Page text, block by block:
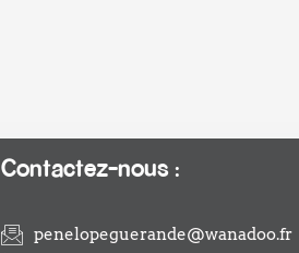
Contactez-nous :
penelopeguerande@wanadoo.fr